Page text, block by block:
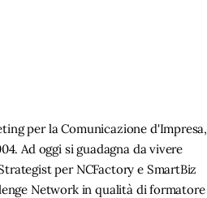
per la Comunicazione d'Impresa,
Ad oggi si guadagna da vivere
per NCFactory e SmartBiz
Network in qualità di formatore